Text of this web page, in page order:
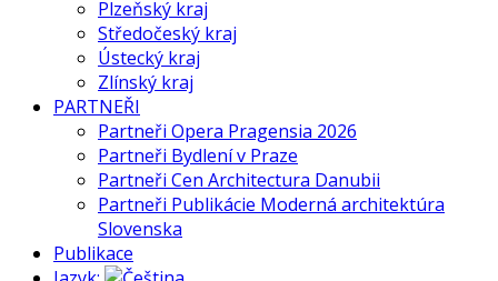
Plzeňský kraj
Středočeský kraj
Ústecký kraj
Zlínský kraj
PARTNEŘI
Partneři Opera Pragensia 2026
Partneři Bydlení v Praze
Partneři Cen Architectura Danubii
Partneři Publikácie Moderná architektúra
Slovenska
Publikace